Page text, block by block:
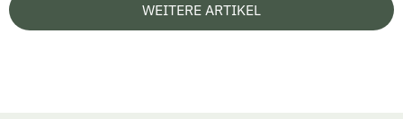
WEITERE ARTIKEL